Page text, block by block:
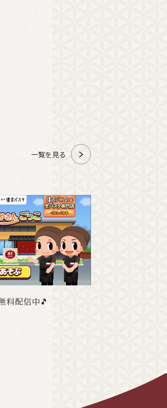
一覧を見る
料配信中🎵